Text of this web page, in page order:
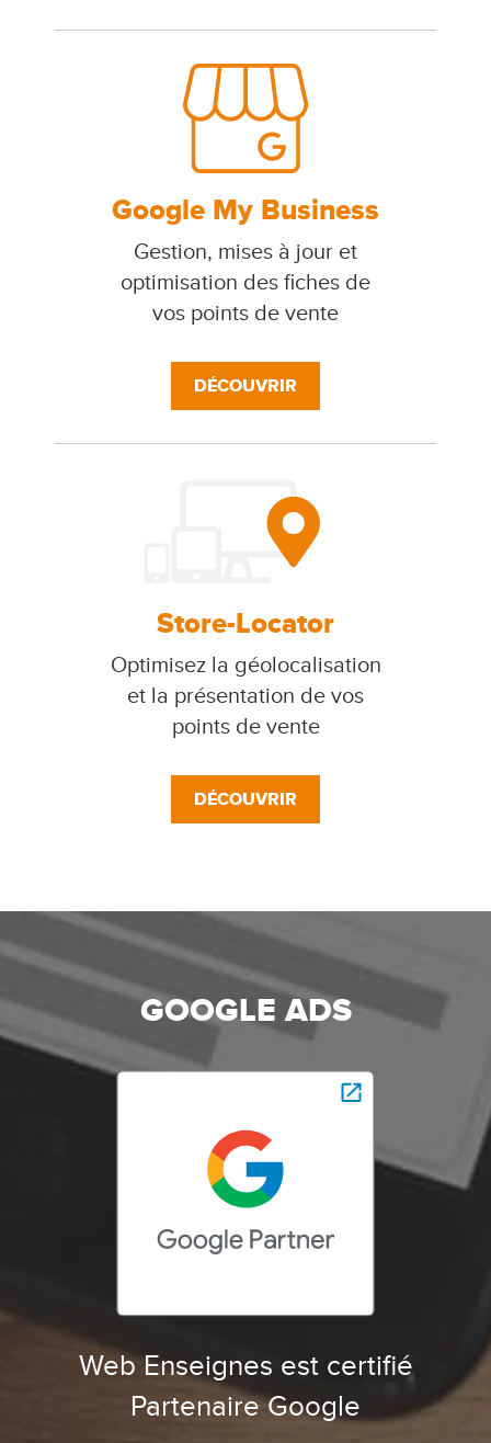
Google My Business
Gestion, mises à jour et
optimisation des fiches de
vos points de vente
DÉCOUVRIR
Store-Locator
Optimisez la géolocalisation
et la présentation de vos
points de vente
DÉCOUVRIR
GOOGLE ADS
Web Enseignes est certifié
Partenaire Google